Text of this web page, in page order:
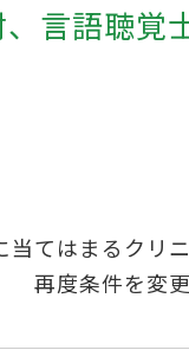
言語聴覚
当てはまるクリ
再度条件を変